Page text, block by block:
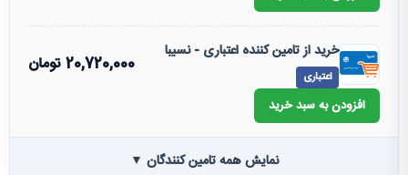
خرید از تامین کننده اعتباری - نسیبا
اعتباری
20,720,000تومان
افزودن به سبد خرید
نمایش همه تامین کنندگان ▼